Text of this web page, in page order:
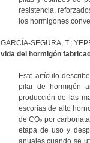
resistencia,
los hormigones
GARCÍA-SEGURA, T.;
vida del hormigón
Este artículo
pilar de hormigón
producción de las
escorias de alto
de CO₂ por
etapa de uso y
anuales cuando se